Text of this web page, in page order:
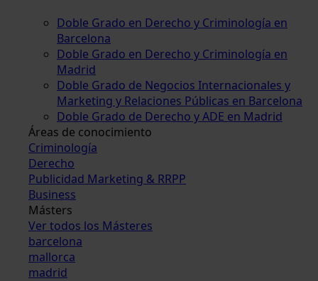
Doble Grado en Derecho y Criminología en
Barcelona
Doble Grado en Derecho y Criminología en
Madrid
Doble Grado de Negocios Internacionales y
Marketing y Relaciones Públicas en Barcelona
Doble Grado de Derecho y ADE en Madrid
Áreas de conocimiento
Criminología
Derecho
Publicidad Marketing & RRPP
Business
Másters
Ver todos los Másteres
barcelona
mallorca
madrid